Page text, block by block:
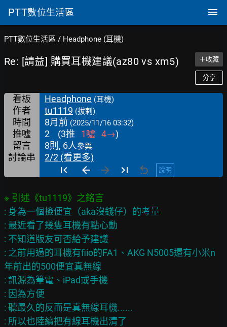
PTT數位生活區
PTT數位生活區 / Headphone (耳機)
Re: [請益] 購買耳機建議(az80 vs xm5) ＋收藏
分享
看板 Headphone (耳機)
作者 tu1119 (拔剌)
時間 8月前 (2025/11/16 03:32)
推噓 2 (3推 1噓 4→)
留言
8則, 6人參與
討論串 2/2 (看更多)
說明
: 身為一個撿便宜（aka沒錢仔）的考量
: 最近看了幾隻耳機有點心動
: 不知道版友可否給予建議
: 之前用過的耳機有fiio的FA1、AKG N5005還有小米n
年前出的500便宜真無線
: 訊源為筆電、iPad或手機
: 因為方便
: 聽最久的反而是真無線耳機......
: 所以也陸續把有線耳機出清了